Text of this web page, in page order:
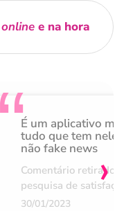
online e na hora
É um aplicativo
tudo que tem nele
não fake news
Comentário retirado
pesquisa de
30/01/2023
›